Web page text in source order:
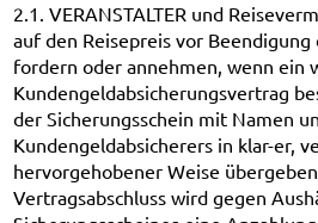
2.1. VERANSTALTER und
auf den Reisepreis vor Beendigung
fordern oder annehmen, wenn ein
Kundengeldabsicherungsvertrag
der Sicherungsschein mit Namen
Kundengeldabsicherers in klar-er,
hervorgehobener Weise
Vertragsabschluss wird gegen